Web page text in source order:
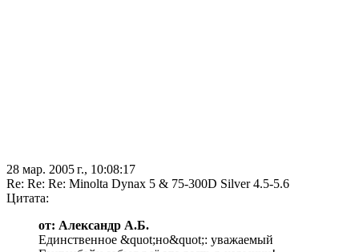
28 мар. 2005 г., 10:08:17
Re: Re: Re: Minolta Dynax 5 & 75-300D Silver 4.5-5.6
Цитата:
от: Александр А.Б.
Единственное &quot;но&quot;: уважаемый